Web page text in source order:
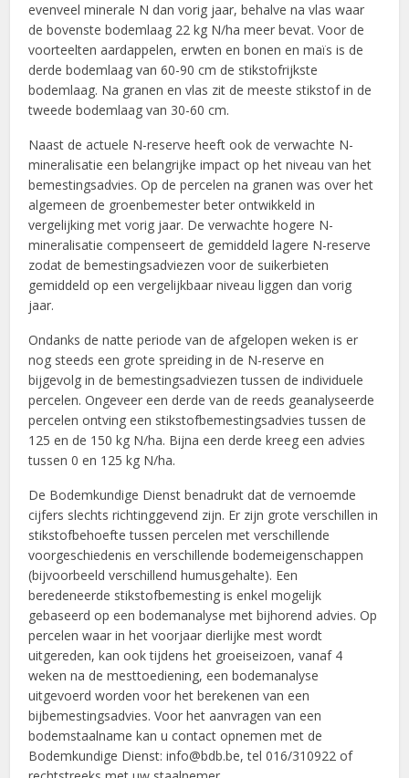
evenveel minerale N dan vorig jaar, behalve na vlas waar
de bovenste bodemlaag 22 kg N/ha meer bevat. Voor de
voorteelten aardappelen, erwten en bonen en maïs is de
derde bodemlaag van 60-90 cm de stikstofrijkste
bodemlaag. Na granen en vlas zit de meeste stikstof in de
tweede bodemlaag van 30-60 cm.
Naast de actuele N-reserve heeft ook de verwachte N-
mineralisatie een belangrijke impact op het niveau van het
bemestingsadvies. Op de percelen na granen was over het
algemeen de groenbemester beter ontwikkeld in
vergelijking met vorig jaar. De verwachte hogere N-
mineralisatie compenseert de gemiddeld lagere N-reserve
zodat de bemestingsadviezen voor de suikerbieten
gemiddeld op een vergelijkbaar niveau liggen dan vorig
jaar.
Ondanks de natte periode van de afgelopen weken is er
nog steeds een grote spreiding in de N-reserve en
bijgevolg in de bemestingsadviezen tussen de individuele
percelen. Ongeveer een derde van de reeds geanalyseerde
percelen ontving een stikstofbemestingsadvies tussen de
125 en de 150 kg N/ha. Bijna een derde kreeg een advies
tussen 0 en 125 kg N/ha.
De Bodemkundige Dienst benadrukt dat de vernoemde
cijfers slechts richtinggevend zijn. Er zijn grote verschillen in
stikstofbehoefte tussen percelen met verschillende
voorgeschiedenis en verschillende bodemeigenschappen
(bijvoorbeeld verschillend humusgehalte). Een
beredeneerde stikstofbemesting is enkel mogelijk
gebaseerd op een bodemanalyse met bijhorend advies. Op
percelen waar in het voorjaar dierlijke mest wordt
uitgereden, kan ook tijdens het groeiseizoen, vanaf 4
weken na de mesttoediening, een bodemanalyse
uitgevoerd worden voor het berekenen van een
bijbemestingsadvies. Voor het aanvragen van een
bodemstaalname kan u contact opnemen met de
Bodemkundige Dienst: info@bdb.be, tel 016/310922 of